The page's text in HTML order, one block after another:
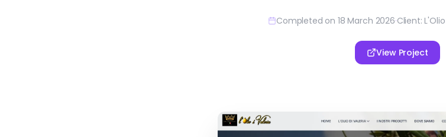
Completed on 18 March 2026·Client:
View Project